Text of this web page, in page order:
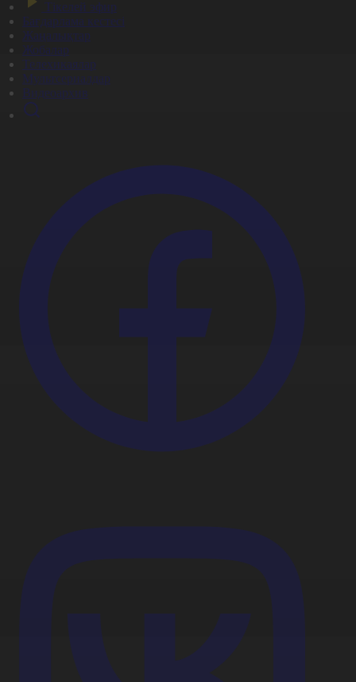
Тікелей эфир
Бағдарлама кестесі
Жаңалықтар
Жобалар
Телехикаялар
Мультсериалдар
Видеоархив